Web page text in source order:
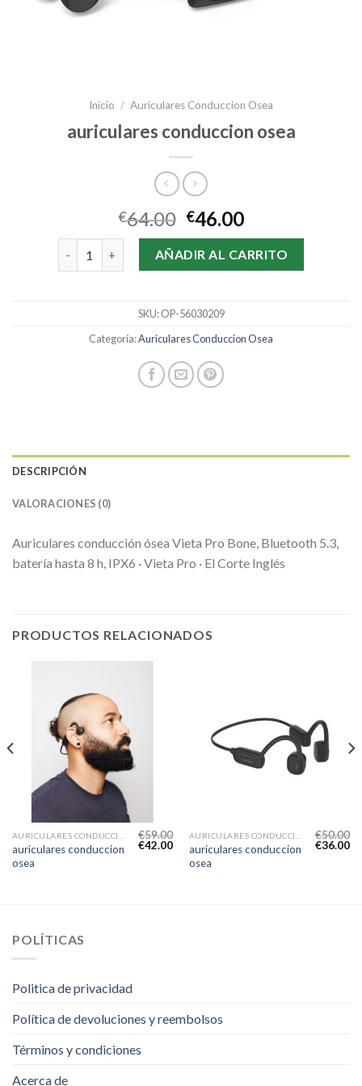
Inicio / Auriculares Conduccion Osea
auriculares conduccion osea
€64.00 €46.00
auriculares conduccion osea cantidad
AÑADIR AL CARRITO
SKU:OP-56030209
Categoría:Auriculares Conduccion Osea
DESCRIPCIÓN
VALORACIONES (0)
Auriculares conducción ósea Vieta Pro Bone, Bluetooth 5.3,
batería hasta 8 h, IPX6 · Vieta Pro · El Corte Inglés
PRODUCTOS RELACIONADOS
auriculares conduccion
osea
€59.00
€42.00
auriculares conduccion
osea
€50.00
€36.00
POLÍTICAS
Politica de privacidad
Política de devoluciones y reembolsos
Términos y condiciones
Acerca de